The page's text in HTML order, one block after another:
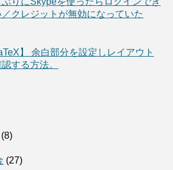
／クレジットが無効になっていた
】 余白部分を設定しレイアウト
する方法。
(8)
(27)